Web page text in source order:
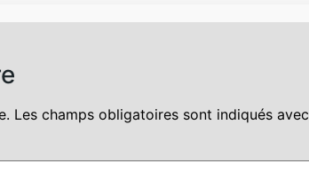
Les champs obligatoires sont indiqués avec